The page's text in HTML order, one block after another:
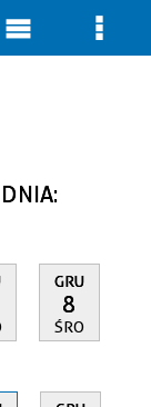
GRU
8
ŚRO
Menu Menu